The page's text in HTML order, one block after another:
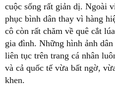
cuộc sống rất giản dị. Ngoài
phục bình dân thay vì hàng
cô còn rất chăm về quê cắt
gia đình. Những hình ảnh
liên tục trên trang cá nhân
và cả quốc tế vừa bất ngờ,
khen.